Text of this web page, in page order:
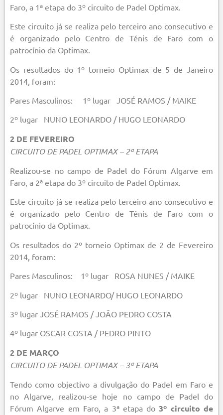
Faro, a 1ª etapa do 3º circuito de Padel Optimax.
Este circuito já se realiza pelo terceiro ano consecutivo e
é organizado pelo Centro de Ténis de Faro com o
patrocínio da Optimax.
Os resultados do 1º torneio Optimax de 5 de Janeiro
2014, foram:
Pares Masculinos: 1º lugar JOSÉ RAMOS / MAIKE
2º lugar NUNO LEONARDO / HUGO LEONARDO
2 DE FEVEREIRO
CIRCUITO DE PADEL OPTIMAX – 2ª ETAPA
Realizou-se no campo de Padel do Fórum Algarve em
Faro, a 2ª etapa do 3º circuito de Padel Optimax.
Este circuito já se realiza pelo terceiro ano consecutivo e
é organizado pelo Centro de Ténis de Faro com o
patrocínio da Optimax.
Os resultados do 2º torneio Optimax de 2 de Fevereiro
2014, foram:
Pares Masculinos: 1º lugar ROSA NUNES / MAIKE
2º lugar NUNO LEONARDO/ HUGO LEONARDO
3º lugar JOSÉ RAMOS / JOÃO PEDRO COSTA
4º lugar OSCAR COSTA / PEDRO PINTO
2 DE MARÇO
CIRCUITO DE PADEL OPTIMAX – 3ª ETAPA
Tendo como objectivo a divulgação do Padel em Faro e
no Algarve, realizou-se hoje no campo de Padel do
Fórum Algarve em Faro, a 3ª etapa do3º circuito de